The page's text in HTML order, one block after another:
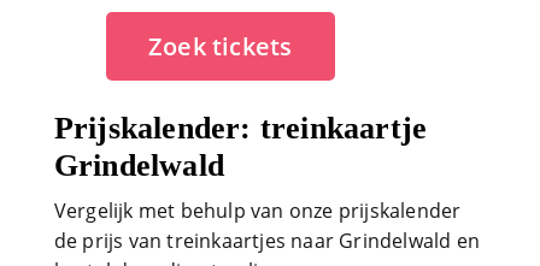
Zoek tickets
Prijskalender: treinkaartje
Grindelwald
Vergelijk met behulp van onze prijskalender
de prijs van treinkaartjes naar Grindelwald en